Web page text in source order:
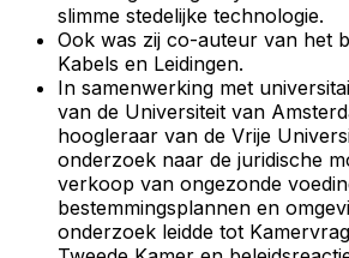
slimme stedelijke technologie.
Ook was zij co-auteur van het
Kabels en Leidingen.
In samenwerking met
van de Universiteit van
hoogleraar van de Vrije
onderzoek naar de juridische
verkoop van ongezonde
bestemmingsplannen en
onderzoek leidde tot